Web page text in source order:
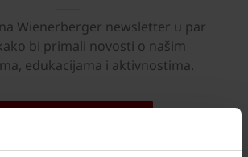
Wienerberger newsletter u par
bi primali novosti o našim
edukacijama i aktivnostima.